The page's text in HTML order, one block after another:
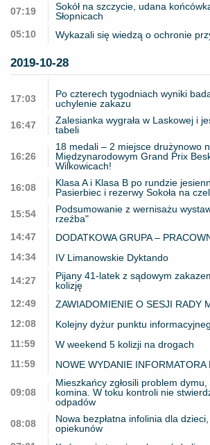
07:19
Sokół na szczycie, udana
Słopnicach
05:10
Wykazali się wiedzą o ochronie
2019-10-28
17:03
Po czterech tygodniach wyniki
uchylenie zakazu
16:47
Zalesianka wygrała w Laskowej i
tabeli
16:26
18 medali – 2 miejsce drużynowo
Międzynarodowym Grand Prix
Wilkowicach!
16:08
Klasa A i Klasa B po rundzie
Pasierbiec i rezerwy Sokoła na
15:54
Podsumowanie z wernisażu
rzeźba"
14:47
DODATKOWA GRUPA –
14:34
IV Limanowskie Dyktando
14:27
Pijany 41-latek z sądowym
kolizję
12:49
ZAWIADOMIENIE O SESJI RADY
12:08
Kolejny dyżur punktu
11:59
W weekend 5 kolizji na drogach
11:59
NOWE WYDANIE INFORMATORA
09:08
Mieszkańcy zgłosili problem
komina. W toku kontroli nie
odpadów
08:08
Nowa bezpłatna infolinia dla
opiekunów